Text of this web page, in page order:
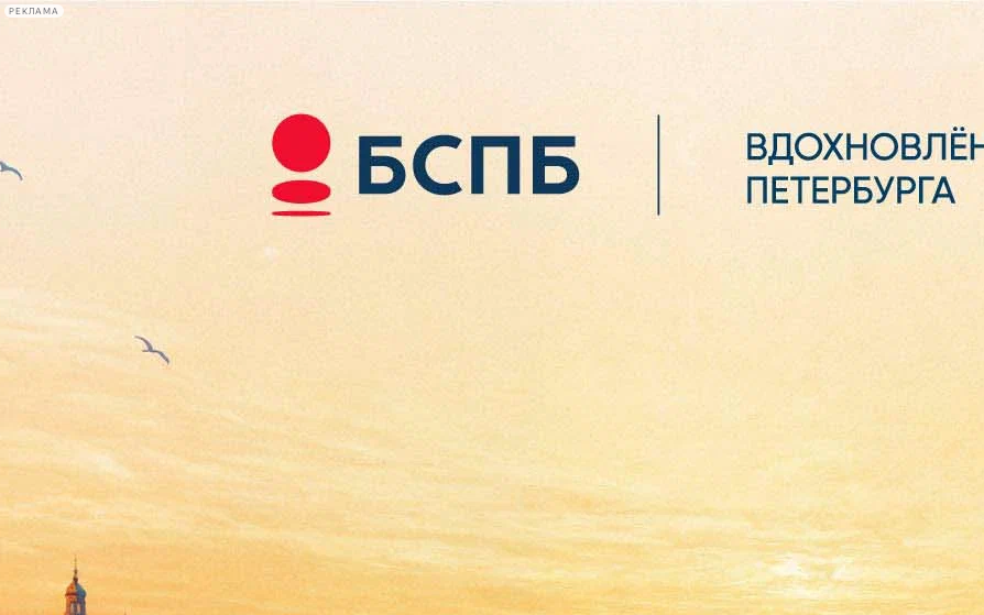
РЕКЛАМА
лекции
книги
«Журнальный зал» собрал деньги на своё спасение
07 января 2019,